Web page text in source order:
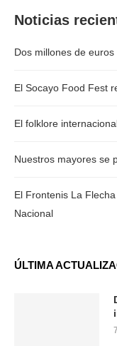
Noticias
Dos millones de
El Socayo Food Fest
El folklore
Nuestros mayores se
El Frontenis La
Nacional
ÚLTIMA